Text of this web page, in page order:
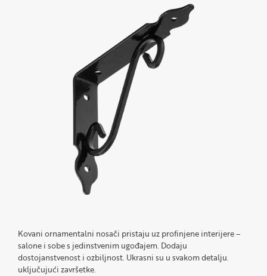
Kovani ornamentalni nosači pristaju uz profinjene interijere –
salone i sobe s jedinstvenim ugođajem. Dodaju
dostojanstvenost i ozbiljnost. Ukrasni su u svakom detalju.
uključujući završetke.